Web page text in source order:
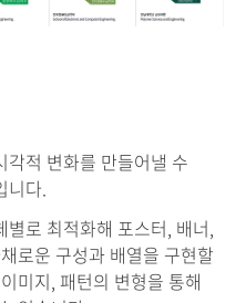
각적 변화를 만들어낼 수
다.
로 최적화해 포스터, 배너,
로운 구성과 배열을 구현할
미지, 패턴의 변형을 통해